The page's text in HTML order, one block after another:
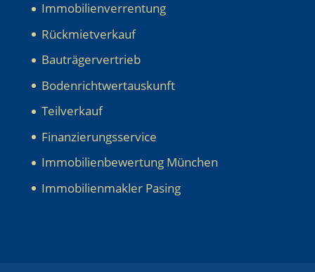
Immobilienverrentung
Rückmietverkauf
Bauträgervertrieb
Bodenrichtwertauskunft
Teilverkauf
Finanzierungsservice
Immobilienbewertung München
Immobilienmakler Pasing